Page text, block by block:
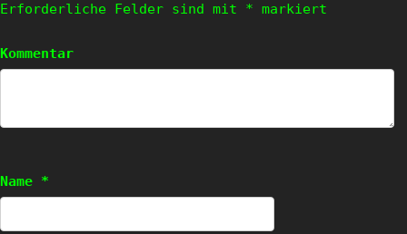
Erforderliche Felder sind mit * markiert
Kommentar
Name *